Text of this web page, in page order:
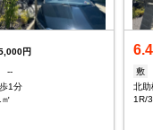
円
--
1分
6.4
敷
北助
1R/